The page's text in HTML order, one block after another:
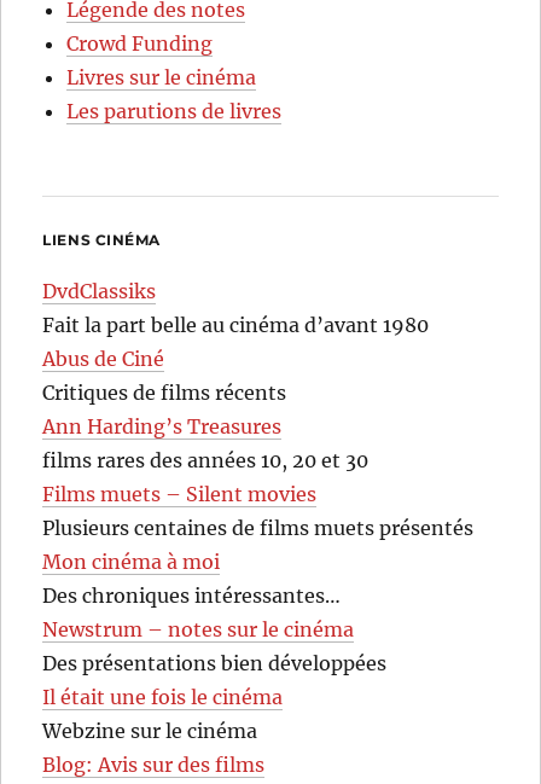
Légende des notes
Crowd Funding
Livres sur le cinéma
Les parutions de livres
LIENS CINÉMA
DvdClassiks
Fait la part belle au cinéma d’avant 1980
Abus de Ciné
Critiques de films récents
Ann Harding’s Treasures
films rares des années 10, 20 et 30
Films muets – Silent movies
Plusieurs centaines de films muets présentés
Mon cinéma à moi
Des chroniques intéressantes…
Newstrum – notes sur le cinéma
Des présentations bien développées
Il était une fois le cinéma
Webzine sur le cinéma
Blog: Avis sur des films